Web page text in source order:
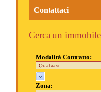
Contattaci
Cerca un immobile
Modalità Contratto:
Zona: